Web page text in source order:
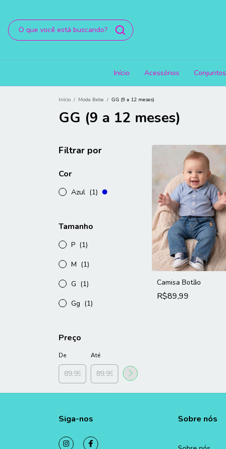
Início Acessórios Conjuntos
Início / Moda Bebe / GG (9 a 12 meses)
GG (9 a 12 meses)
Filtrar por
Cor
Azul (1)
Tamanho
P (1)
M (1)
G (1)
Gg (1)
Preço
De Até
Camisa Botão
R$89,99
Siga-nos Sobre nós